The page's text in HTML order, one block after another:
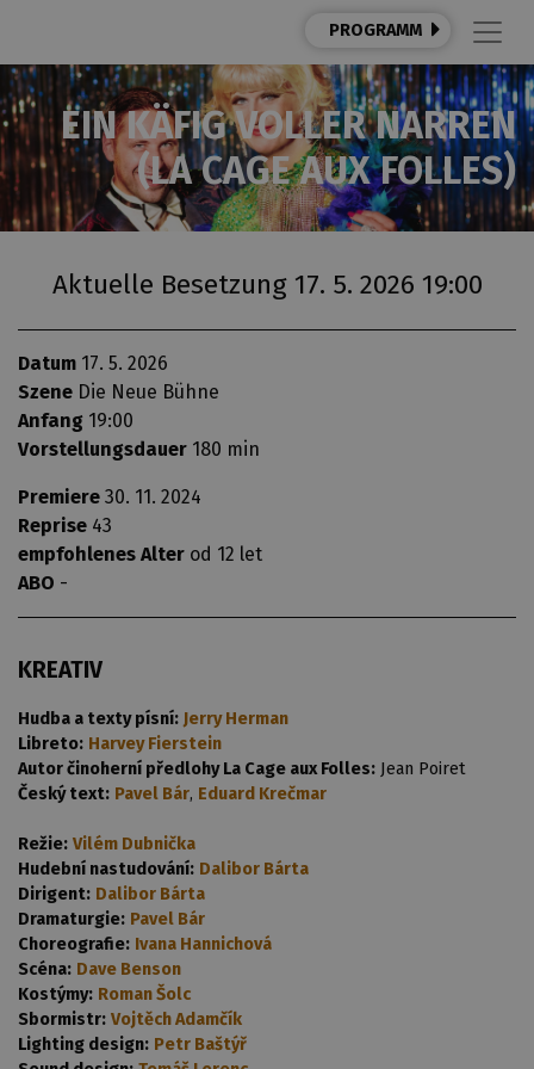
PROGRAMM
EIN KÄFIG VOLLER NARREN
(LA CAGE AUX FOLLES)
Aktuelle Besetzung 17. 5. 2026 19:00
Datum 17. 5. 2026
Szene Die Neue Bühne
Anfang 19:00
Vorstellungsdauer 180 min
Premiere 30. 11. 2024
Reprise 43
empfohlenes Alter od 12 let
ABO -
KREATIV
Hudba a texty písní: Jerry Herman
Libreto: Harvey Fierstein
Autor činoherní předlohy La Cage aux Folles: Jean Poiret
Český text: Pavel Bár, Eduard Krečmar
Režie: Vilém Dubnička
Hudební nastudování: Dalibor Bárta
Dirigent: Dalibor Bárta
Dramaturgie: Pavel Bár
Choreografie: Ivana Hannichová
Scéna: Dave Benson
Kostýmy: Roman Šolc
Sbormistr: Vojtěch Adamčík
Lighting design: Petr Baštýř